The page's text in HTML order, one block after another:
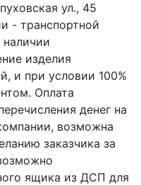
ул., 45
- транспортной
изделия
и при условии 100%
Оплата
денег на
возможна
заказчика за
ящика из ДСП для